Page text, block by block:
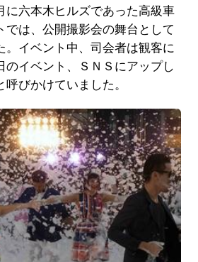
に六本木ヒルズであった高級車
では、公開撮影会の舞台として
。イベント中、司会者は観客に
のイベント、ＳＮＳにアップし
びかけていました。